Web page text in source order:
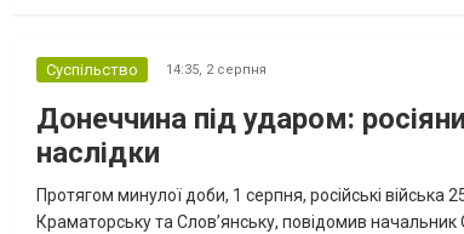
Суспільство 14:35, 2 серпня
Донеччина під ударом:
наслідки
Протягом минулої доби, 1 серпня, російські війська
Краматорську та Слов’янську, повідомив